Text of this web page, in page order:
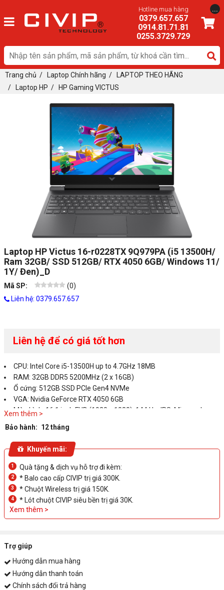
Hotline mua hàng
0379.657.657
0914.81.71.81
0255.3729.729
...
Trang chủ / Laptop Chính hãng /
LAPTOP THEO HÃNG
/
Laptop HP / HP Gaming VICTUS
Laptop HP Victus 16-r0228TX 9Q979PA (i5 13500H/
Ram 32GB/ SSD 512GB/ RTX 4050 6GB/ Windows 11/
1Y/ Đen)_D
Mã SP: (0)
Liên hệ: 0379.657.657
Liên hệ để có giá tốt hơn
CPU: Intel Core i5-13500H up to 4.7GHz 18MB
RAM: 32GB DDR5 5200MHz (2 x 16GB)
Ổ cứng: 512GB SSD PCIe Gen4 NVMe
VGA: Nvidia GeForce RTX 4050 6GB
Màn hình: 16.1 inch FHD (1920 x 1080), 144 Hz, IPS, Micro-edge,
OS: Windows 11 Home
Xem thêm >
Bảo hành: 12 tháng
Khuyến mãi:
1 Quà tặng & dịch vụ hỗ trợ đi kèm:
2 * Balo cao cấp CIVIP trị giá 300K.
3 * Chuột Wireless trị giá 150K.
4
* Lót chuột CIVIP siêu bền trị giá 30K.
Xem thêm >
Trợ giúp
Hướng dẫn mua hàng
Hướng dẫn thanh toán
Chính sách đổi trả hàng